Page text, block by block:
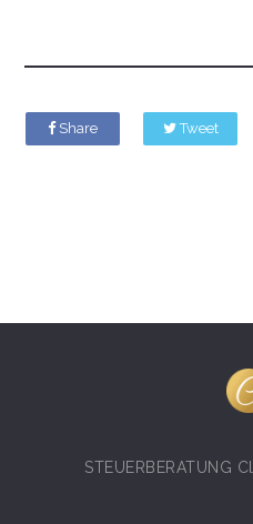
Share Tweet
STEUERBERATUNG